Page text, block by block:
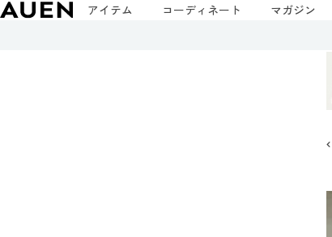
アイテム コーディネート マガジン